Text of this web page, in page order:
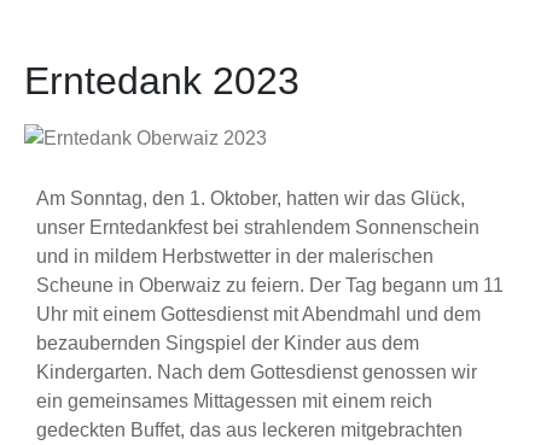
Erntedank 2023
Am Sonntag, den 1. Oktober, hatten wir das Glück,
unser Erntedankfest bei strahlendem Sonnenschein
und in mildem Herbstwetter in der malerischen
Scheune in Oberwaiz zu feiern. Der Tag begann um 11
Uhr mit einem Gottesdienst mit Abendmahl und dem
bezaubernden Singspiel der Kinder aus dem
Kindergarten. Nach dem Gottesdienst genossen wir
ein gemeinsames Mittagessen mit einem reich
gedeckten Buffet, das aus leckeren mitgebrachten